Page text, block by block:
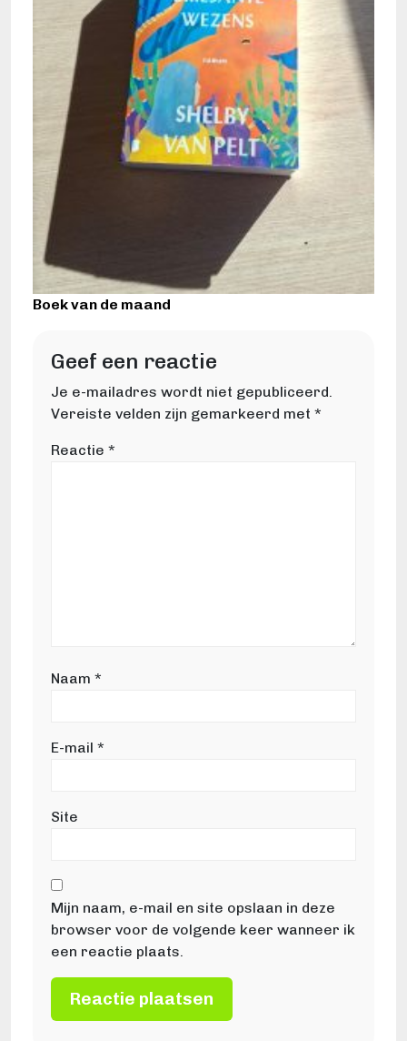
Boek van de maand
Geef een reactie
Je e-mailadres wordt niet gepubliceerd.
Vereiste velden zijn gemarkeerd met *
Reactie *
Naam *
E-mail *
Site
Mijn naam, e-mail en site opslaan in deze
browser voor de volgende keer wanneer ik
een reactie plaats.